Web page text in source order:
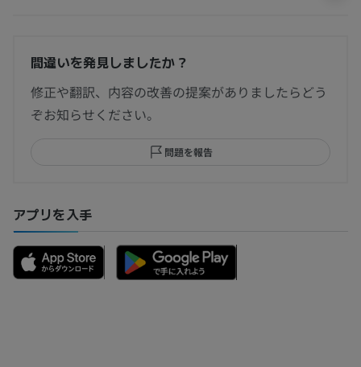
間違いを発見しましたか？
修正や翻訳、内容の改善の提案がありましたらどう
ぞお知らせください。
問題を報告
アプリを入手